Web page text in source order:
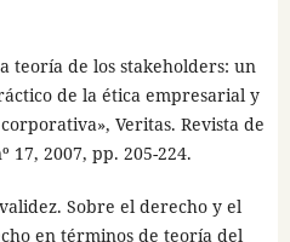
teoría de los stakeholders: un
de la ética empresarial y
Veritas. Revista de
17, 2007, pp. 205-224.
Sobre el derecho y el
en términos de teoría del